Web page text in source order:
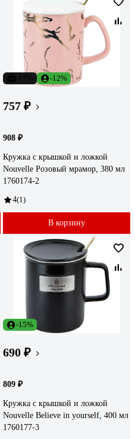
-12%
757 ₽
908 ₽
Кружка с крышкой и ложкой
Nouvelle Розовый мрамор, 380 мл
1760174-2
4(1)
В корзину
-15%
690 ₽
809 ₽
Кружка с крышкой и ложкой
Nouvelle Believe in yourself, 400 мл
1760177-3